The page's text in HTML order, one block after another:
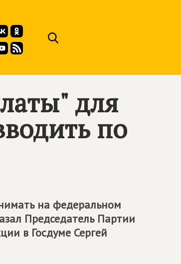
для
по
на федеральном
Председатель Партии
в Госдуме Сергей